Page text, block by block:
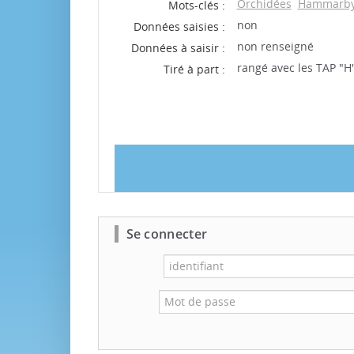
Mots-clés :
Orchidées
Données saisies :
non
Données à saisir :
non renseigné
Tiré à part :
rangé avec les TAP
Se connecter